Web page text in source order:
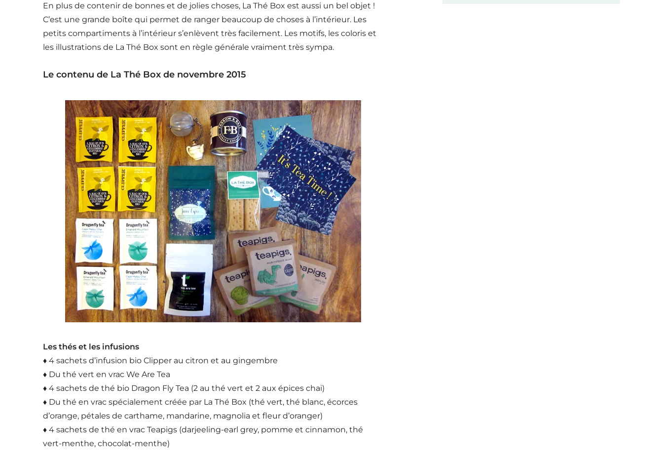
En plus de contenir de bonnes et de jolies choses, La Thé Box est aussi un bel objet !
C’est une grande boîte qui permet de ranger beaucoup de choses à l’intérieur. Les
petits compartiments à l’intérieur s’enlèvent très facilement. Les motifs, les coloris et
les illustrations de La Thé Box sont en règle générale vraiment très sympa.
Le contenu de La Thé Box de novembre 2015
Les thés et les infusions
♦ 4 sachets d’infusion bio Clipper au citron et au gingembre
♦ Du thé vert en vrac We Are Tea
♦ 4 sachets de thé bio Dragon Fly Tea (2 au thé vert et 2 aux épices chai)
♦ Du thé en vrac spécialement créée par La Thé Box (thé vert, thé blanc, écorces
d’orange, pétales de carthame, mandarine, magnolia et fleur d’oranger)
♦ 4 sachets de thé en vrac Teapigs (darjeeling-earl grey, pomme et cinnamon, thé
vert-menthe, chocolat-menthe)